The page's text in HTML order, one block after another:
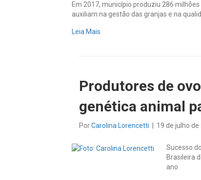
Em 2017, município produziu 286
auxiliam na gestão das granjas e na
Leia Mais
Produtores de
genética animal
PorCarolina Lorencetti 19 de julho de
Sucesso
Brasileira
ano